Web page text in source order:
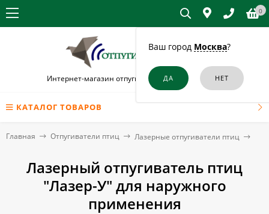
Ваш город Москва?
0
Интернет-магазин отпугивателей птиц в Шатуре
КАТАЛОГ ТОВАРОВ
Главная Отпугиватели птиц Лазерные отпугиватели птиц
Лазерный отпугиватель птиц
"Лазер-У" для наружного
применения